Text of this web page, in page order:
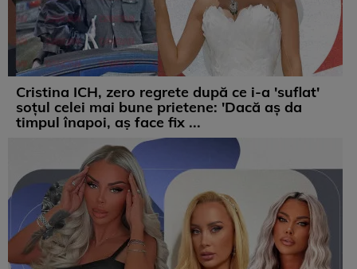
Cristina ICH, zero regrete după ce i-a 'suflat'
soțul celei mai bune prietene: 'Dacă aș da
timpul înapoi, aș face fix ...